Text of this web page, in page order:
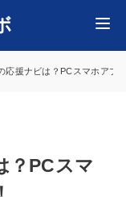
応援ナビは？PCスマホアプ
？PCスマ